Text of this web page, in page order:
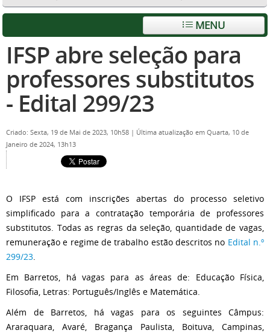
MENU
IFSP abre seleção para
professores substitutos
- Edital 299/23
Criado: Sexta, 19 de Mai de 2023, 10h58 | Última atualização em Quarta, 10 de
Janeiro de 2024, 13h13
O IFSP está com inscrições abertas do processo seletivo
simplificado para a contratação temporária de professores
substitutos. Todas as regras da seleção, quantidade de vagas,
remuneração e regime de trabalho estão descritos no Edital n.º
299/23.
Em Barretos, há vagas para as áreas de: Educação Física,
Filosofia, Letras: Português/Inglês e Matemática.
Além de Barretos, há vagas para os seguintes Câmpus:
Araraquara, Avaré, Bragança Paulista, Boituva, Campinas,